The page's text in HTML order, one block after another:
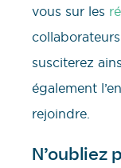
vous sur les
susciterez
également
rejoindre.
N’oubliez